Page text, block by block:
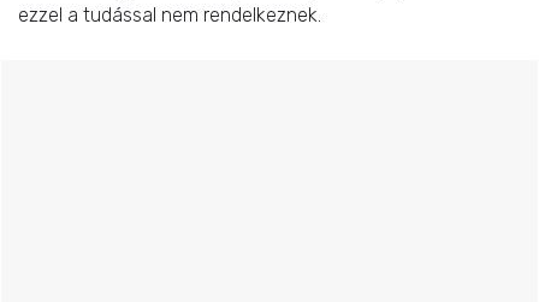
ezzel a tudással nem rendelkeznek.